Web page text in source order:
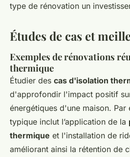
type de rénovation un
Études de cas et
Exemples de rénovations
thermique
Étudier des cas d'isolation
d'approfondir l'impact positif
énergétiques d'une maison.
typique inclut l’application de la
thermique et l'installation de
améliorant ainsi la rétention de